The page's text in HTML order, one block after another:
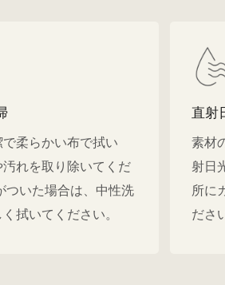
柔らかい布で拭い
れを取り除いてくだ
ついた場合は、中性洗
拭いてください。
直射
素材
射日
所に
ださ